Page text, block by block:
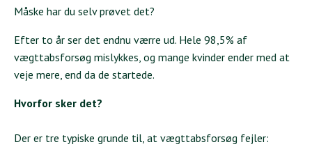
Måske har du selv prøvet det?
Efter to år ser det endnu værre ud. Hele 98,5% af
vægttabsforsøg mislykkes, og mange kvinder ender med at
veje mere, end da de startede.
Hvorfor sker det?
Der er tre typiske grunde til, at vægttabsforsøg fejler: